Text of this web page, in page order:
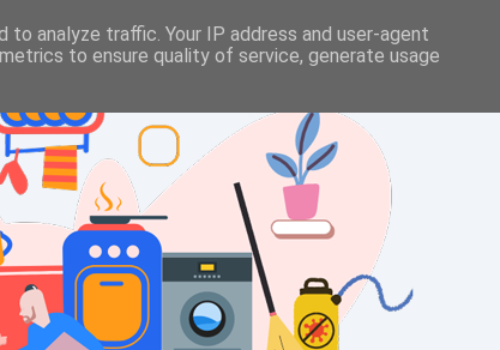
analyze traffic. Your IP address and user-agent
to ensure quality of service, generate usage